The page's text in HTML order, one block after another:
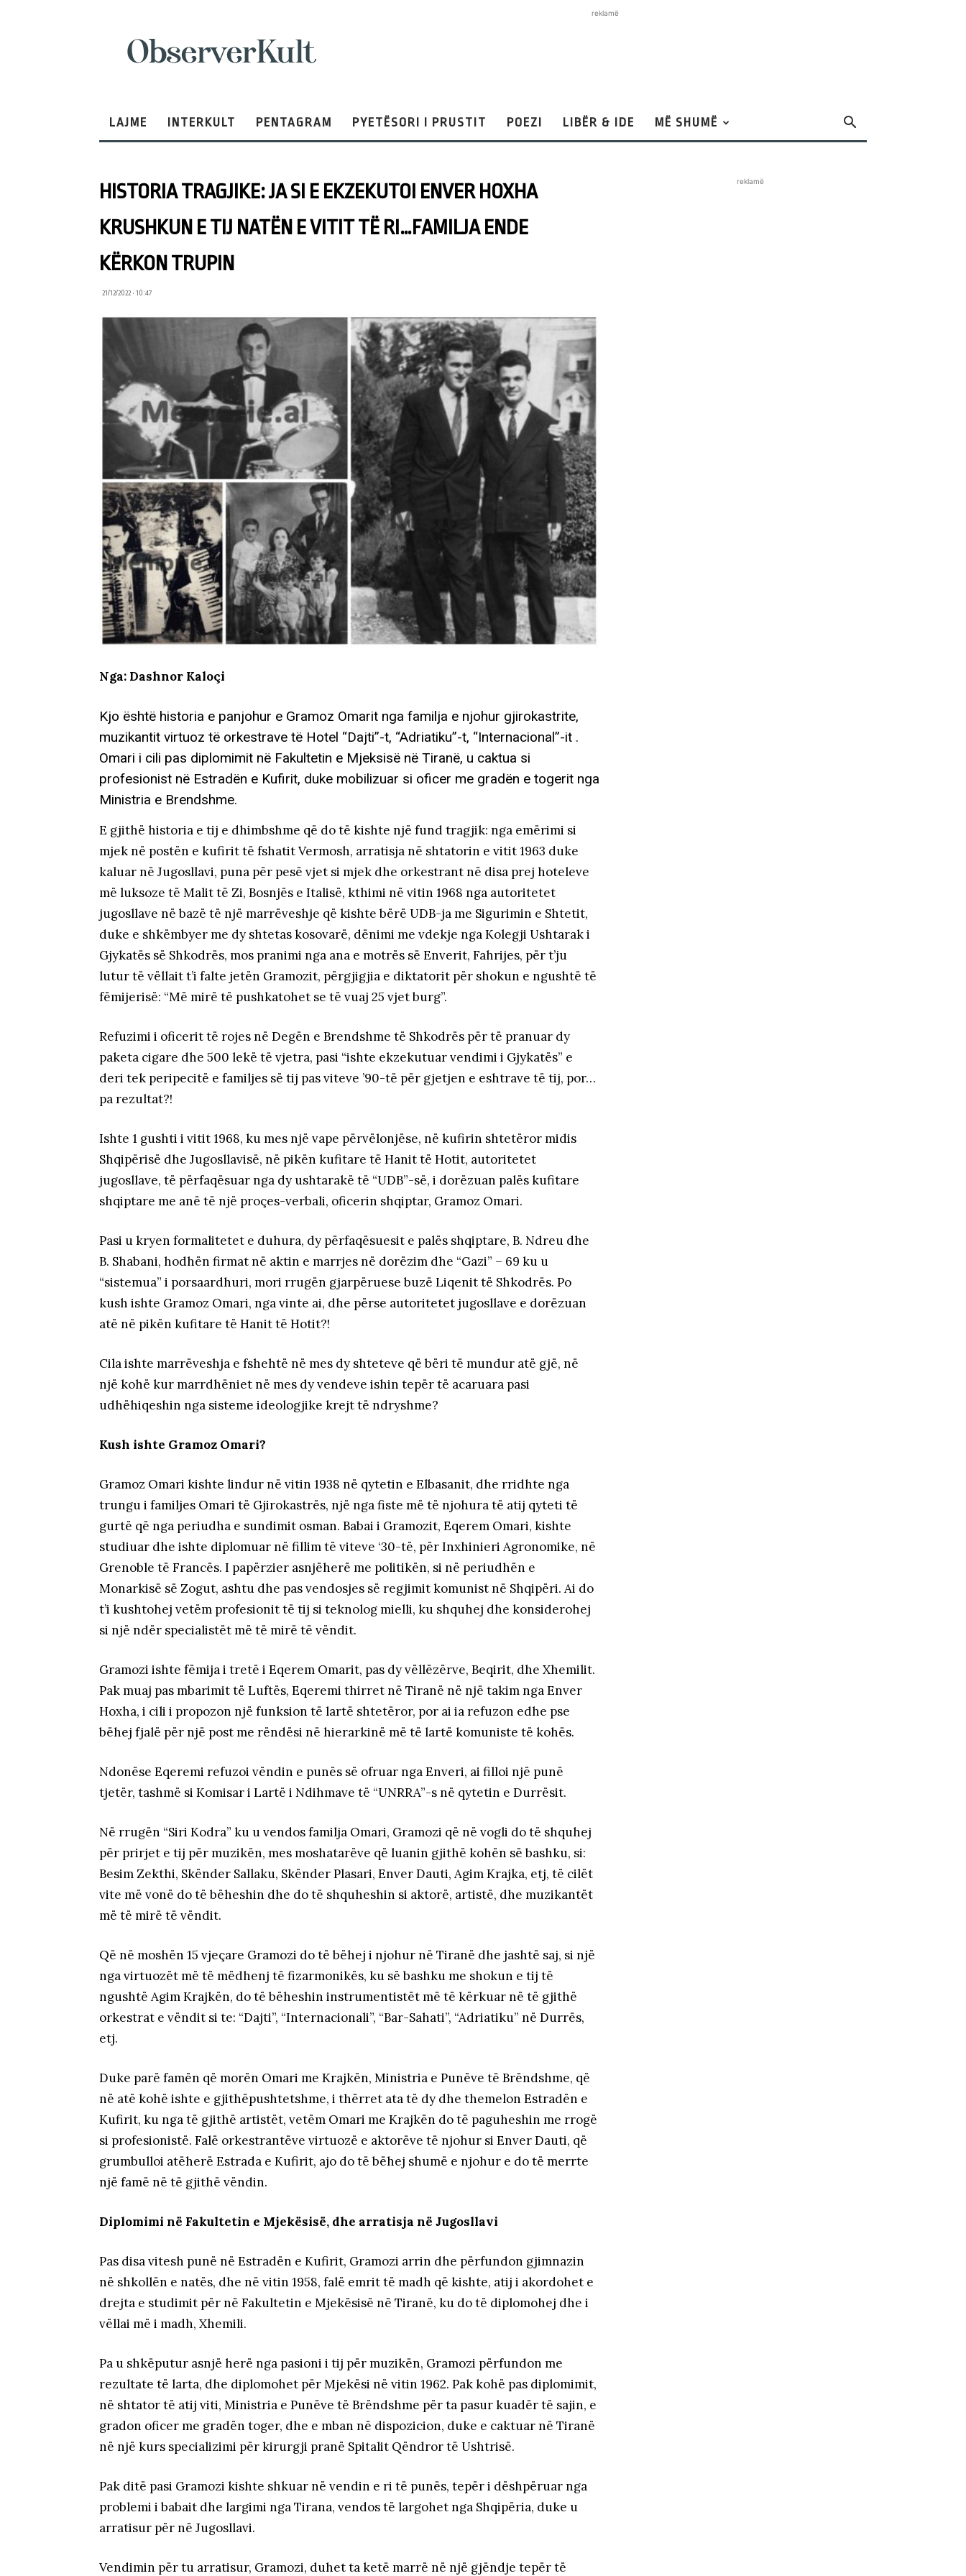
reklamë
LAJME INTERKULT PENTAGRAM PYETËSORI I PRUSTIT POEZI LIBËR & IDE MË SHUMË
HISTORIA TRAGJIKE: JA SI E EKZEKUTOI ENVER HOXHA
KRUSHKUN E TIJ NATËN E VITIT TË RI…FAMILJA ENDE
KËRKON TRUPIN
21/12/2022 • 10:47
Nga: Dashnor Kaloçi
Kjo është historia e panjohur e Gramoz Omarit nga familja e njohur gjirokastrite,
muzikantit virtuoz të orkestrave të Hotel “Dajti”-t, “Adriatiku”-t, “Internacional”-it .
Omari i cili pas diplomimit në Fakultetin e Mjeksisë në Tiranë, u caktua si
profesionist në Estradën e Kufirit, duke mobilizuar si oficer me gradën e togerit nga
Ministria e Brendshme.
E gjithë historia e tij e dhimbshme që do të kishte një fund tragjik: nga emërimi si
mjek në postën e kufirit të fshatit Vermosh, arratisja në shtatorin e vitit 1963 duke
kaluar në Jugosllavi, puna për pesë vjet si mjek dhe orkestrant në disa prej hoteleve
më luksoze të Malit të Zi, Bosnjës e Italisë, kthimi në vitin 1968 nga autoritetet
jugosllave në bazë të një marrëveshje që kishte bërë UDB-ja me Sigurimin e Shtetit,
duke e shkëmbyer me dy shtetas kosovarë, dënimi me vdekje nga Kolegji Ushtarak i
Gjykatës së Shkodrës, mos pranimi nga ana e motrës së Enverit, Fahrijes, për t’ju
lutur të vëllait t’i falte jetën Gramozit, përgjigjia e diktatorit për shokun e ngushtë të
fëmijerisë: “Më mirë të pushkatohet se të vuaj 25 vjet burg”.
Refuzimi i oficerit të rojes në Degën e Brendshme të Shkodrës për të pranuar dy
paketa cigare dhe 500 lekë të vjetra, pasi “ishte ekzekutuar vendimi i Gjykatës” e
deri tek peripecitë e familjes së tij pas viteve ’90-të për gjetjen e eshtrave të tij, por…
pa rezultat?!
Ishte 1 gushti i vitit 1968, ku mes një vape përvëlonjëse, në kufirin shtetëror midis
Shqipërisë dhe Jugosllavisë, në pikën kufitare të Hanit të Hotit, autoritetet
jugosllave, të përfaqësuar nga dy ushtarakë të “UDB”-së, i dorëzuan palës kufitare
shqiptare me anë të një proçes-verbali, oficerin shqiptar, Gramoz Omari.
Pasi u kryen formalitetet e duhura, dy përfaqësuesit e palës shqiptare, B. Ndreu dhe
B. Shabani, hodhën firmat në aktin e marrjes në dorëzim dhe “Gazi” – 69 ku u
“sistemua” i porsaardhuri, mori rrugën gjarpëruese buzë Liqenit të Shkodrës. Po
kush ishte Gramoz Omari, nga vinte ai, dhe përse autoritetet jugosllave e dorëzuan
atë në pikën kufitare të Hanit të Hotit?!
Cila ishte marrëveshja e fshehtë në mes dy shteteve që bëri të mundur atë gjë, në
një kohë kur marrdhëniet në mes dy vendeve ishin tepër të acaruara pasi
udhëhiqeshin nga sisteme ideologjike krejt të ndryshme?
Kush ishte Gramoz Omari?
Gramoz Omari kishte lindur në vitin 1938 në qytetin e Elbasanit, dhe rridhte nga
trungu i familjes Omari të Gjirokastrës, një nga fiste më të njohura të atij qyteti të
gurtë që nga periudha e sundimit osman. Babai i Gramozit, Eqerem Omari, kishte
studiuar dhe ishte diplomuar në fillim të viteve ‘30-të, për Inxhinieri Agronomike, në
Grenoble të Francës. I papërzier asnjëherë me politikën, si në periudhën e
Monarkisë së Zogut, ashtu dhe pas vendosjes së regjimit komunist në Shqipëri. Ai do
t’i kushtohej vetëm profesionit të tij si teknolog mielli, ku shquhej dhe konsiderohej
si një ndër specialistët më të mirë të vëndit.
Gramozi ishte fëmija i tretë i Eqerem Omarit, pas dy vëllëzërve, Beqirit, dhe Xhemilit.
Pak muaj pas mbarimit të Luftës, Eqeremi thirret në Tiranë në një takim nga Enver
Hoxha, i cili i propozon një funksion të lartë shtetëror, por ai ia refuzon edhe pse
bëhej fjalë për një post me rëndësi në hierarkinë më të lartë komuniste të kohës.
Ndonëse Eqeremi refuzoi vëndin e punës së ofruar nga Enveri, ai filloi një punë
tjetër, tashmë si Komisar i Lartë i Ndihmave të “UNRRA”-s në qytetin e Durrësit.
Në rrugën “Siri Kodra” ku u vendos familja Omari, Gramozi që në vogli do të shquhej
për prirjet e tij për muzikën, mes moshatarëve që luanin gjithë kohën së bashku, si:
Besim Zekthi, Skënder Sallaku, Skënder Plasari, Enver Dauti, Agim Krajka, etj, të cilët
vite më vonë do të bëheshin dhe do të shquheshin si aktorë, artistë, dhe muzikantët
më të mirë të vëndit.
Që në moshën 15 vjeçare Gramozi do të bëhej i njohur në Tiranë dhe jashtë saj, si një
nga virtuozët më të mëdhenj të fizarmonikës, ku së bashku me shokun e tij të
ngushtë Agim Krajkën, do të bëheshin instrumentistët më të kërkuar në të gjithë
orkestrat e vëndit si te: “Dajti”, “Internacionali”, “Bar-Sahati”, “Adriatiku” në Durrës,
etj.
Duke parë famën që morën Omari me Krajkën, Ministria e Punëve të Brëndshme, që
në atë kohë ishte e gjithëpushtetshme, i thërret ata të dy dhe themelon Estradën e
Kufirit, ku nga të gjithë artistët, vetëm Omari me Krajkën do të paguheshin me rrogë
si profesionistë. Falë orkestrantëve virtuozë e aktorëve të njohur si Enver Dauti, që
grumbulloi atëherë Estrada e Kufirit, ajo do të bëhej shumë e njohur e do të merrte
një famë në të gjithë vëndin.
Diplomimi në Fakultetin e Mjekësisë, dhe arratisja në Jugosllavi
Pas disa vitesh punë në Estradën e Kufirit, Gramozi arrin dhe përfundon gjimnazin
në shkollën e natës, dhe në vitin 1958, falë emrit të madh që kishte, atij i akordohet e
drejta e studimit për në Fakultetin e Mjekësisë në Tiranë, ku do të diplomohej dhe i
vëllai më i madh, Xhemili.
Pa u shkëputur asnjë herë nga pasioni i tij për muzikën, Gramozi përfundon me
rezultate të larta, dhe diplomohet për Mjekësi në vitin 1962. Pak kohë pas diplomimit,
në shtator të atij viti, Ministria e Punëve të Brëndshme për ta pasur kuadër të sajin, e
gradon oficer me gradën toger, dhe e mban në dispozicion, duke e caktuar në Tiranë
në një kurs specializimi për kirurgji pranë Spitalit Qëndror të Ushtrisë.
Pak ditë pasi Gramozi kishte shkuar në vendin e ri të punës, tepër i dëshpëruar nga
problemi i babait dhe largimi nga Tirana, vendos të largohet nga Shqipëria, duke u
arratisur për në Jugosllavi.
Vendimin për tu arratisur, Gramozi, duhet ta ketë marrë në një gjëndje tepër të
reklamë